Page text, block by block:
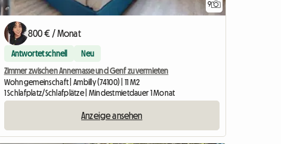
9
800 € / Monat
Antwortet schnell Neu
Zimmer zwischen Annemasse und Genf zu vermieten
Wohngemeinschaft | Ambilly (74100) | 11 M2
1 Schlafplatz/Schlafplätze | Mindestmietdauer 1 Monat
Anzeige ansehen